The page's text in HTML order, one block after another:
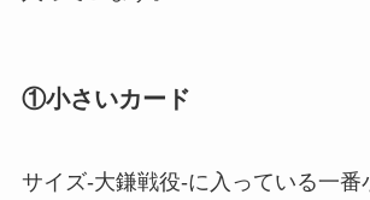
①小さいカード
サイズ-大鎌戦役-に入っている一番